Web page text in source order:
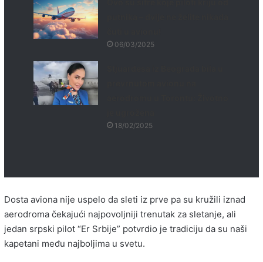
06/03/2025
18/02/2025
Dosta aviona nije uspelo da sleti iz prve pa su kružili iznad
aerodroma čekajući najpovoljniji trenutak za sletanje, ali
jedan srpski pilot “Er Srbije” potvrdio je tradiciju da su naši
kapetani među najboljima u svetu.